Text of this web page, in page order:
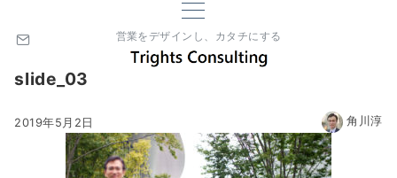
営業をデザインし、カタチにする
slide_03
2019年5月2日 角川淳